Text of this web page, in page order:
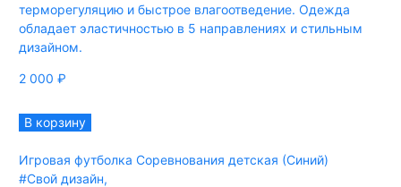
терморегуляцию и быстрое влагоотведение. Одежда
обладает эластичностью в 5 направлениях и стильным
дизайном.
2 000 ₽
В корзину
Игровая футболка Соревнования детская (Синий)
#Свой дизайн,